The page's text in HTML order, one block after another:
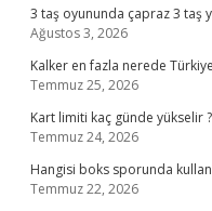
3 taş oyununda çapraz 3 taş
Ağustos 3, 2026
Kalker en fazla nerede
Temmuz 25, 2026
Kart limiti kaç günde yükselir ?
Temmuz 24, 2026
Hangisi boks sporunda
Temmuz 22, 2026